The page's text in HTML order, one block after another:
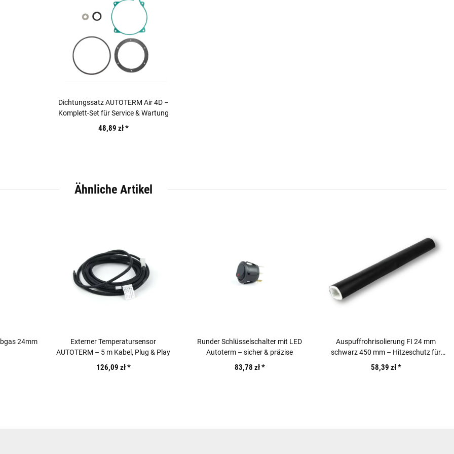
Dichtungssatz AUTOTERM Air 4D –
Komplett-Set für Service & Wartung
48,89 zł*
Ähnliche Artikel
24mm
Externer Temperatursensor
AUTOTERM – 5 m Kabel, Plug & Play
126,09 zł*
Runder Schlüsselschalter mit LED
Autoterm – sicher & präzise
83,78 zł*
Auspuffrohrisolierung FI 24 mm
schwarz 450 mm – Hitzeschutz für
Standheizung
58,39 zł*